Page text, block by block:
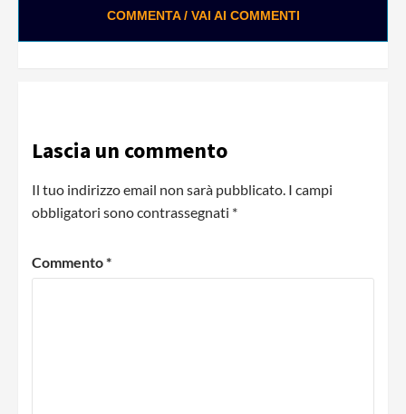
COMMENTA / VAI AI COMMENTI
Lascia un commento
Il tuo indirizzo email non sarà pubblicato. I campi
obbligatori sono contrassegnati *
Commento*